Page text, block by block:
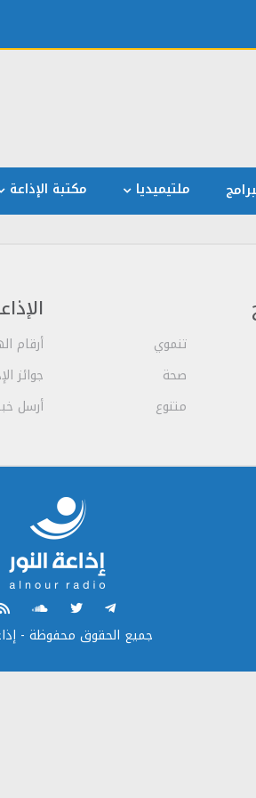
ملتيميديا مكتبة الإذاعة
تنموي
صحة
متنوع
أرقام
جوائز
أرسل
جميع الحقوق محفوظة -